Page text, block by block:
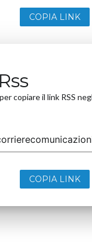
COPIA LINK
copiare il link RSS
COPIA LINK